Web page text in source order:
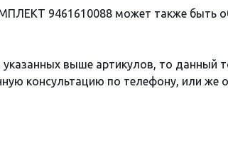
9461610088 может также быть
выше артикулов, то данный
консультацию по телефону, или же